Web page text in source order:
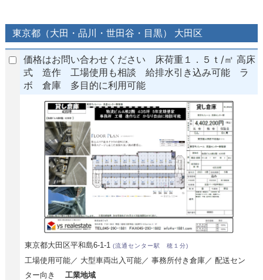
東京都（大田・品川・世田谷・目黒） 大田区
価格はお問い合わせください 床荷重１．５ｔ/㎡ 高床
式 造作 工場使用も相談 給排水引き込み可能 ラ
ボ 倉庫 多目的に利用可能
東京都大田区平和島6-1-1(流通センター駅 穂１分)
工場使用可能／ 大型車両出入可能／ 事務所付き倉庫／ 配送セン
ター向き工業地域